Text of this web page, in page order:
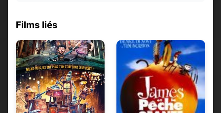
Films liés